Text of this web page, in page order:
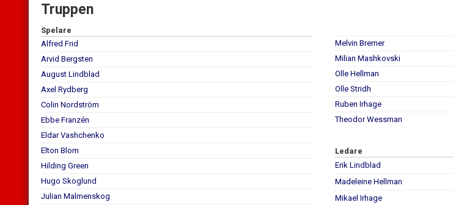
Truppen
Spelare
Alfred Frid
Arvid Bergsten
August Lindblad
Axel Rydberg
Colin Nordström
Ebbe Franzén
Eldar Vashchenko
Elton Blom
Hilding Green
Hugo Skoglund
Julian Malmenskog
Melvin Bremer
Milian Mashkovski
Olle Hellman
Olle Stridh
Ruben Irhage
Theodor Wessman
Ledare
Erik Lindblad
Madeleine Hellman
Mikael Irhage